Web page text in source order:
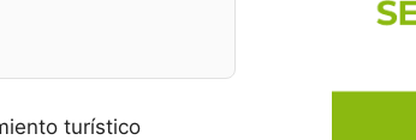
turístico